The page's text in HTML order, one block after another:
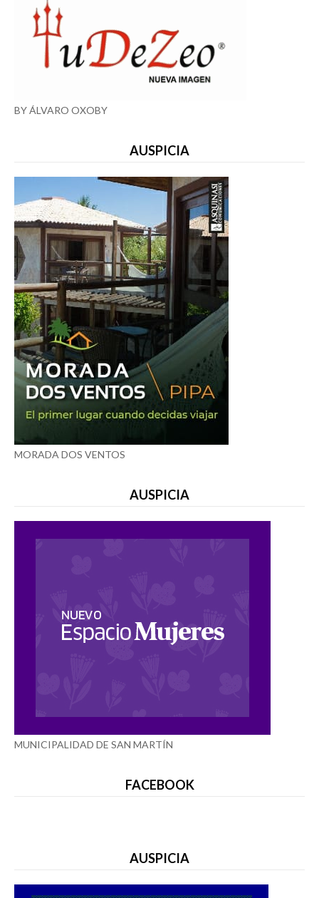
BY ÁLVARO OXOBY
AUSPICIA
MORADA DOS VENTOS
AUSPICIA
MUNICIPALIDAD DE SAN MARTÍN
FACEBOOK
AUSPICIA